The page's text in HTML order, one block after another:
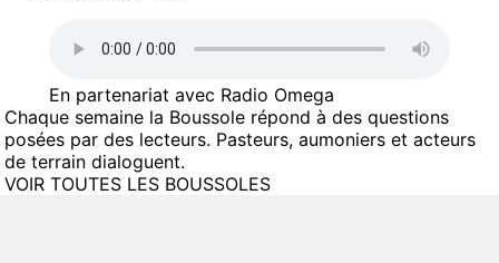
En partenariat avec Radio Omega
Chaque semaine la Boussole répond à des questions
posées par des lecteurs. Pasteurs, aumoniers et acteurs
de terrain dialoguent.
VOIR TOUTES LES BOUSSOLES